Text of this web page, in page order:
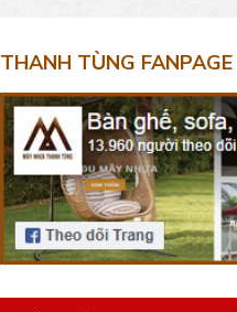
THANH TÙNG FANPAGE